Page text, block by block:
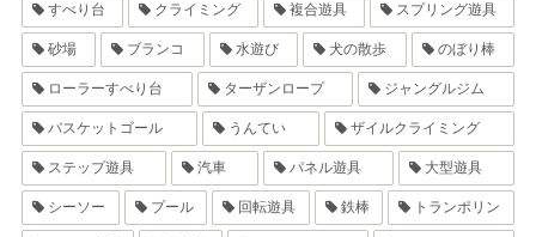
すべり台 クライミング 複合遊具 スプリング遊具
砂場 ブランコ 水遊び 犬の散歩 のぼり棒
ローラーすべり台 ターザンロープ ジャングルジム
バスケットゴール うんてい ザイルクライミング
ステップ遊具 汽車 パネル遊具 大型遊具
シーソー プール 回転遊具 鉄棒 トランポリン